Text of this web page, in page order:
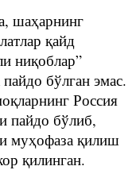
шаҳарнинг
қайд
ниқоблар”
бўлган эмас.
Россия
пайдо бўлиб,
муҳофаза қилиш
қилинган.